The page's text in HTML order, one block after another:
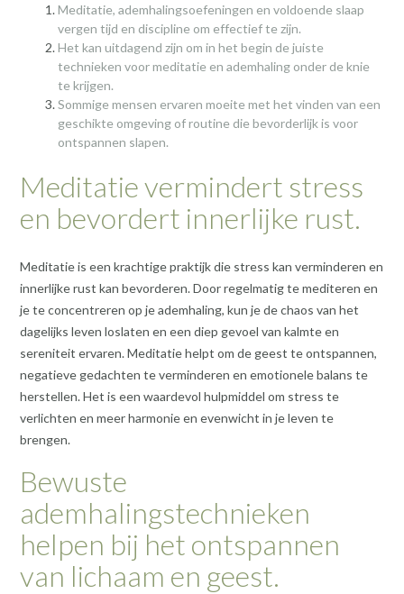
Meditatie, ademhalingsoefeningen en voldoende slaap
vergen tijd en discipline om effectief te zijn.
Het kan uitdagend zijn om in het begin de juiste
technieken voor meditatie en ademhaling onder de knie
te krijgen.
Sommige mensen ervaren moeite met het vinden van een
geschikte omgeving of routine die bevorderlijk is voor
ontspannen slapen.
Meditatie vermindert stress
en bevordert innerlijke rust.
Meditatie is een krachtige praktijk die stress kan verminderen en
innerlijke rust kan bevorderen. Door regelmatig te mediteren en
je te concentreren op je ademhaling, kun je de chaos van het
dagelijks leven loslaten en een diep gevoel van kalmte en
sereniteit ervaren. Meditatie helpt om de geest te ontspannen,
negatieve gedachten te verminderen en emotionele balans te
herstellen. Het is een waardevol hulpmiddel om stress te
verlichten en meer harmonie en evenwicht in je leven te
brengen.
Bewuste
ademhalingstechnieken
helpen bij het ontspannen
van lichaam en geest.